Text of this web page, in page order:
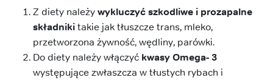
Z diety należywykluczyć szkodliwe i prozapalne
składnikitakie jak tłuszcze trans, mleko,
przetworzona żywność, wędliny, parówki.
Do diety należy włączyć kwasy Omega- 3
występujące zwłaszcza w tłustych rybach i